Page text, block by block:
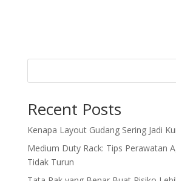
Recent Posts
Kenapa Layout Gudang Sering Jadi
Medium Duty Rack: Tips Perawatan
Tidak Turun